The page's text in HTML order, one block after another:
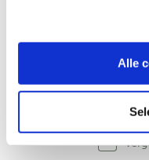
Alle
Kreg
€ 27,02
Op